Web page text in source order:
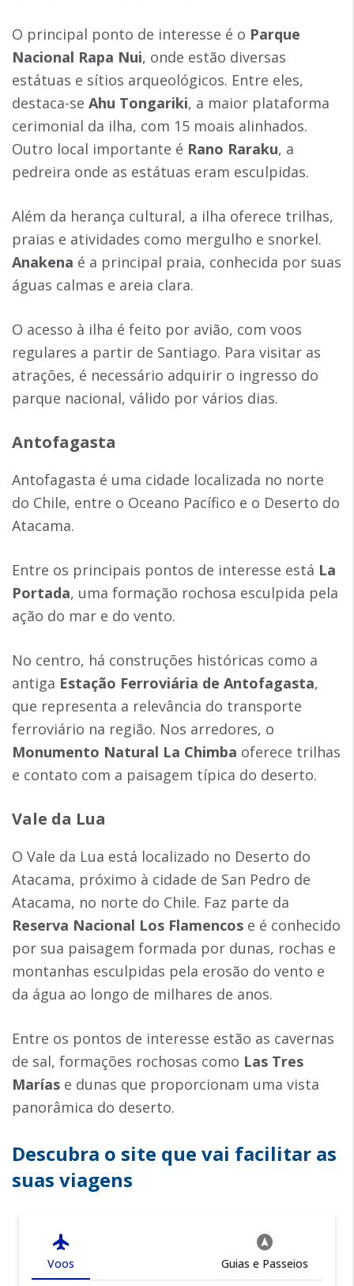
O principal ponto de interesse é o Parque
Nacional Rapa Nui, onde estão diversas
estátuas e sítios arqueológicos. Entre eles,
destaca-se Ahu Tongariki, a maior plataforma
cerimonial da ilha, com 15 moais alinhados.
Outro local importante é Rano Raraku, a
pedreira onde as estátuas eram esculpidas.
Além da herança cultural, a ilha oferece trilhas,
praias e atividades como mergulho e snorkel.
Anakena é a principal praia, conhecida por suas
águas calmas e areia clara.
O acesso à ilha é feito por avião, com voos
regulares a partir de Santiago. Para visitar as
atrações, é necessário adquirir o ingresso do
parque nacional, válido por vários dias.
Antofagasta
Antofagasta é uma cidade localizada no norte
do Chile, entre o Oceano Pacífico e o Deserto do
Atacama.
Entre os principais pontos de interesse está La
Portada, uma formação rochosa esculpida pela
ação do mar e do vento.
No centro, há construções históricas como a
antiga Estação Ferroviária de Antofagasta,
que representa a relevância do transporte
ferroviário na região. Nos arredores, o
Monumento Natural La Chimba oferece trilhas
e contato com a paisagem típica do deserto.
Vale da Lua
O Vale da Lua está localizado no Deserto do
Atacama, próximo à cidade de San Pedro de
Atacama, no norte do Chile. Faz parte da
Reserva Nacional Los Flamencos e é conhecido
por sua paisagem formada por dunas, rochas e
montanhas esculpidas pela erosão do vento e
da água ao longo de milhares de anos.
Entre os pontos de interesse estão as cavernas
de sal, formações rochosas como Las Tres
Marías e dunas que proporcionam uma vista
panorâmica do deserto.
Descubra o site que vai facilitar as
suas viagens
flight
Voos
assistant_navigation
Guias e Passeios